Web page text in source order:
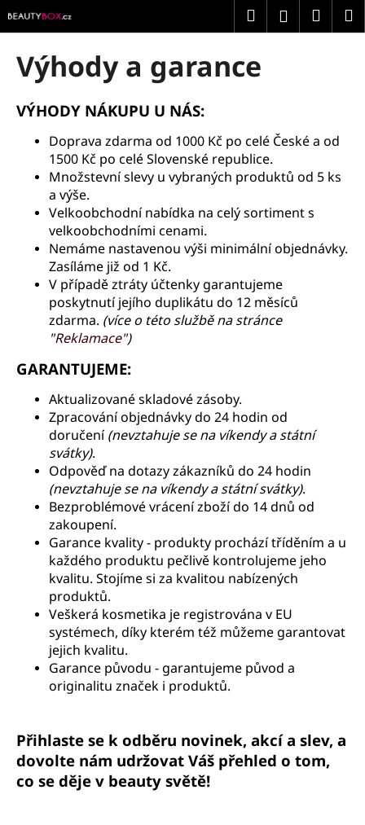
na
obsah
HledatPřihlášení
Výhody a garance
VÝHODY NÁKUPU U NÁS:
Doprava zdarma od 1000 Kč po celé České a od
1500 Kč po celé Slovenské republice.
Množstevní slevy u vybraných produktů od 5 ks
a výše.
Velkoobchodní nabídka na celý sortiment s
velkoobchodními cenami.
Nemáme nastavenou výši minimální objednávky.
Zasíláme již od 1 Kč.
V případě ztráty účtenky garantujeme
poskytnutí jejího duplikátu do 12 měsíců
zdarma. (více o této službě na stránce
"Reklamace")
GARANTUJEME:
Aktualizované skladové zásoby.
Zpracování objednávky do 24 hodin od
doručení(nevztahuje se na víkendy a státní
svátky).
Odpověď na dotazy zákazníků do 24 hodin
(nevztahuje se na víkendy a státní svátky).
Bezproblémové vrácení zboží do 14 dnů od
zakoupení.
Garance kvality - produkty prochází tříděním a u
každého produktu pečlivě kontrolujeme jeho
kvalitu. Stojíme si za kvalitou nabízených
produktů.
Veškerá kosmetika je registrována v EU
systémech, díky kterém též můžeme garantovat
jejich kvalitu.
Garance původu - garantujeme původ a
originalitu značek i produktů.
Přihlaste se k odběru novinek, akcí a slev, a
dovolte nám udržovat Váš přehled o tom,
co se děje v beauty světě!
K
o
o
n
HLEDAT
č
u
j
e